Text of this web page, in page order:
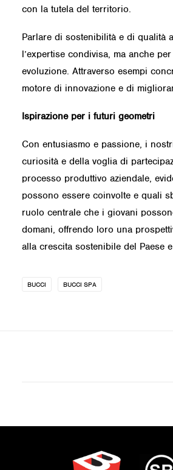
con la tutela del territorio.
Parlare di sostenibilità e di qualità
l’expertise condivisa, ma anche
evoluzione. Attraverso esempi
motore di innovazione e di
Ispirazione per i futuri geometri
Con entusiasmo e passione, i
curiosità e della voglia di
processo produttivo aziendale,
possono essere coinvolte e quali
ruolo centrale che i giovani
domani, offrendo loro una
alla crescita sostenibile del Paese
BUCCI BUCCI SPA